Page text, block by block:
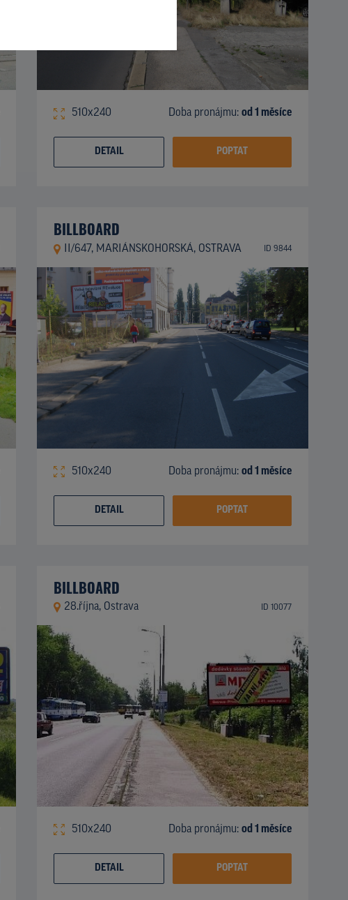
510x240 Doba pronájmu: od 1 měsíce
DETAIL POPTAT
BILLBOARD
II/647, MARIÁNSKOHORSKÁ, OSTRAVA ID 9844
510x240 Doba pronájmu: od 1 měsíce
DETAIL POPTAT
BILLBOARD
28.října, Ostrava ID 10077
510x240 Doba pronájmu: od 1 měsíce
DETAIL POPTAT